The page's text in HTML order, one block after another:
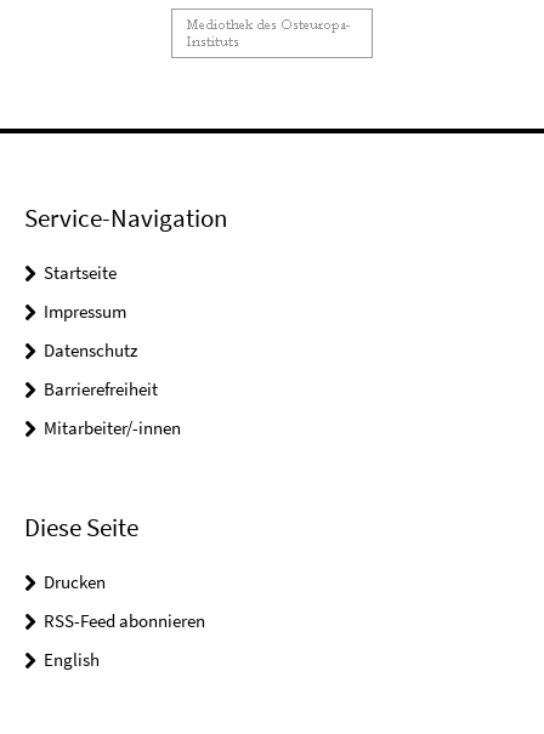
Service-Navigation
Startseite
Impressum
Datenschutz
Barrierefreiheit
Mitarbeiter/-innen
Diese Seite
Drucken
RSS-Feed abonnieren
English